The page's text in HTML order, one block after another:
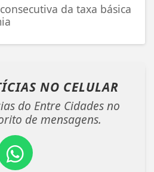
da taxa básica
NO CELULAR
do Entre Cidades no
de mensagens.